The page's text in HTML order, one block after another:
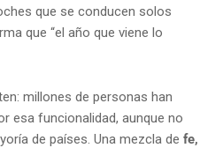
que se conducen solos
que “el año que viene lo
millones de personas han
esa funcionalidad, aunque no
de países. Una mezcla de fe,